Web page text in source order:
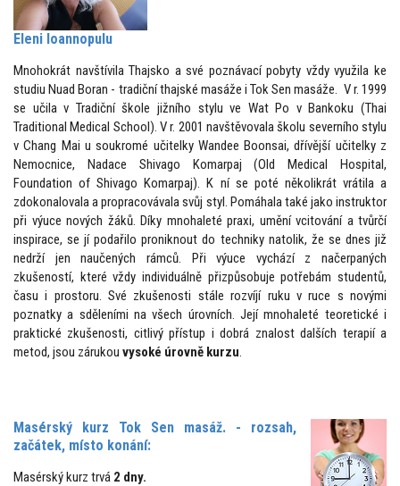
Eleni Ioannopulu
Mnohokrát navštívila Thajsko a své poznávací pobyty vždy využila ke
studiu Nuad Boran - tradiční thajské masáže i Tok Sen masáže. V r. 1999
se učila v Tradiční škole jižního stylu ve Wat Po v Bankoku (Thai
Traditional Medical School). V r. 2001 navštěvovala školu severního stylu
v Chang Mai u soukromé učitelky Wandee Boonsai, dřívější učitelky z
Nemocnice, Nadace Shivago Komarpaj (Old Medical Hospital,
Foundation of Shivago Komarpaj). K ní se poté několikrát vrátila a
zdokonalovala a propracovávala svůj styl. Pomáhala také jako instruktor
při výuce nových žáků. Díky mnohaleté praxi, umění vcitování a tvůrčí
inspirace, se jí podařilo proniknout do techniky natolik, že se dnes již
nedrží jen naučených rámců. Při výuce vychází z načerpaných
zkušeností, které vždy individuálně přizpůsobuje potřebám studentů,
času i prostoru. Své zkušenosti stále rozvíjí ruku v ruce s novými
poznatky a sděleními na všech úrovních. Její mnohaleté teoretické i
praktické zkušenosti, citlivý přístup i dobrá znalost dalších terapií a
metod, jsou zárukou vysoké úrovně kurzu.
Masérský kurz Tok Sen masáž. - rozsah,
začátek, místo konání:
Masérský kurz trvá 2 dny.